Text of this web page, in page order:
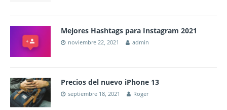
Mejores Hashtags para Instagram 2021
noviembre 22, 2021 admin
Precios del nuevo iPhone 13
septiembre 18, 2021 Roger